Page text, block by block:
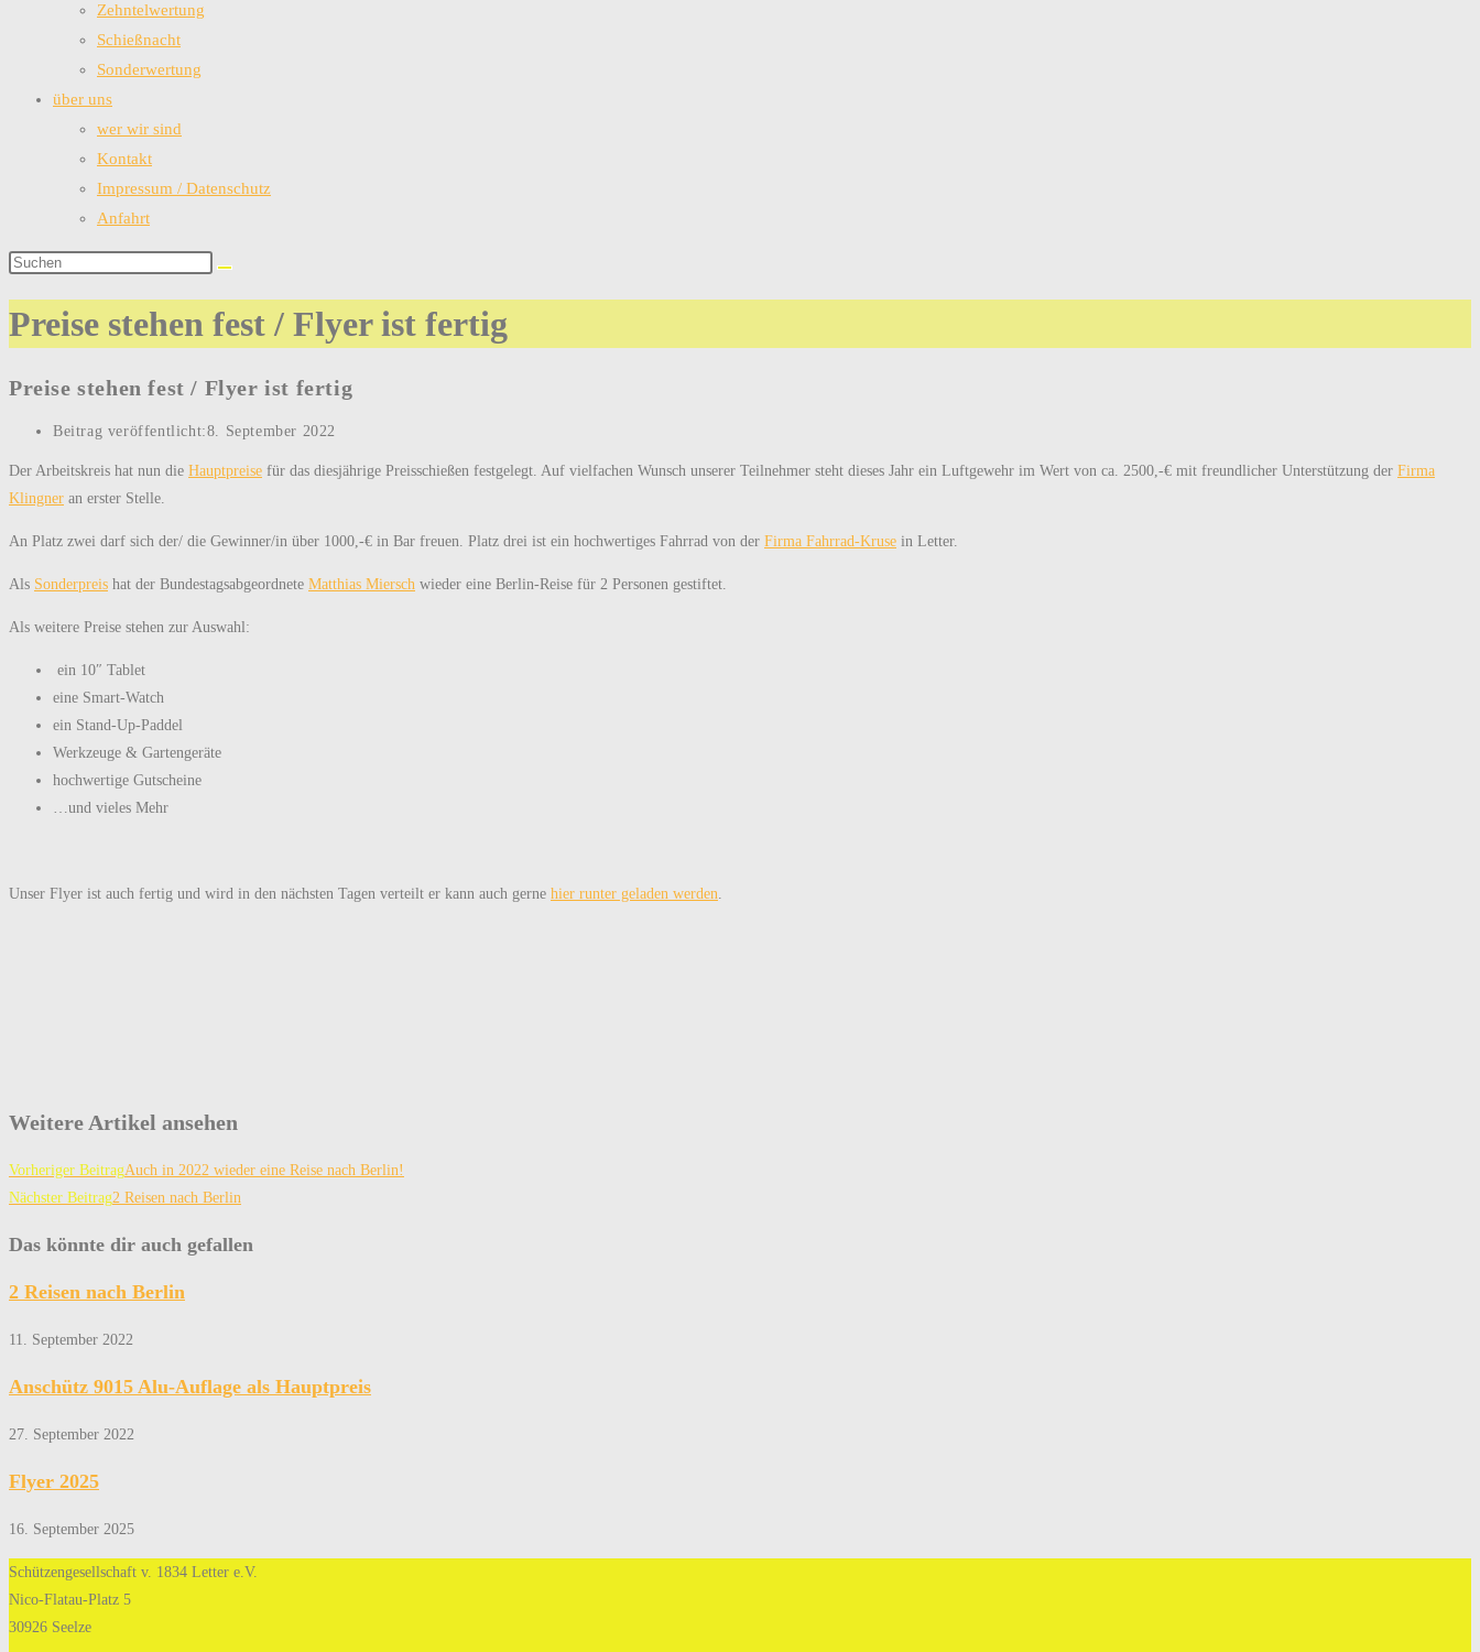
Zehntelwertung
Schießnacht
Sonderwertung
über uns
wer wir sind
Kontakt
Impressum / Datenschutz
Anfahrt
Preise stehen fest / Flyer ist fertig
Preise stehen fest / Flyer ist fertig
Beitrag veröffentlicht:8. September 2022
Der Arbeitskreis hat nun die Hauptpreise für das diesjährige Preisschießen festgelegt. Auf vielfachen Wunsch unserer Teilnehmer steht dieses Jahr ein Luftgewehr im Wert von ca. 2500,-€ mit freundlicher Unterstützung der Firma
Klingner an erster Stelle.
An Platz zwei darf sich der/ die Gewinner/in über 1000,-€ in Bar freuen. Platz drei ist ein hochwertiges Fahrrad von der Firma Fahrrad-Kruse in Letter.
Als Sonderpreis hat der Bundestagsabgeordnete Matthias Miersch wieder eine Berlin-Reise für 2 Personen gestiftet.
Als weitere Preise stehen zur Auswahl:
ein 10″ Tablet
eine Smart-Watch
ein Stand-Up-Paddel
Werkzeuge & Gartengeräte
hochwertige Gutscheine
…und vieles Mehr
Unser Flyer ist auch fertig und wird in den nächsten Tagen verteilt er kann auch gerne hier runter geladen werden.
Weitere Artikel ansehen
Vorheriger BeitragAuch in 2022 wieder eine Reise nach Berlin!
Nächster Beitrag2 Reisen nach Berlin
Das könnte dir auch gefallen
2 Reisen nach Berlin
11. September 2022
Anschütz 9015 Alu-Auflage als Hauptpreis
27. September 2022
Flyer 2025
16. September 2025
Schützengesellschaft v. 1834 Letter e.V.
Nico-Flatau-Platz 5
30926 Seelze